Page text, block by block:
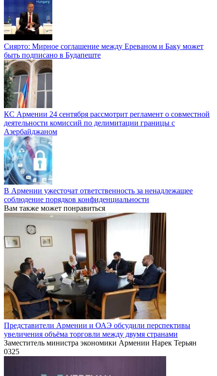
Сиярто: Мирное соглашение между Ереваном и Баку может
быть подписано в Будапеште
КС Армении 24 сентября рассмотрит регламент о совместной
деятельности комиссий по делимитации границы с
Азербайджаном
В Армении ужесточат ответственность за ненадлежащее
соблюдение порядков конфиденциальности
Вам также может понравиться
Представители Армении и ОАЭ обсудили перспективы
увеличения объёма торговли между двумя странами
Заместитель министра экономики Армении Нарек Терьян
0325